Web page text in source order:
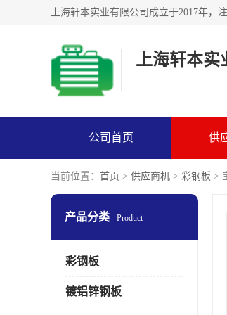
上海轩本实
公司首页 供
当前位置： 首页 > 供应商机 > 彩钢板 >
产品分类 Product
彩钢板
镀铝锌钢板